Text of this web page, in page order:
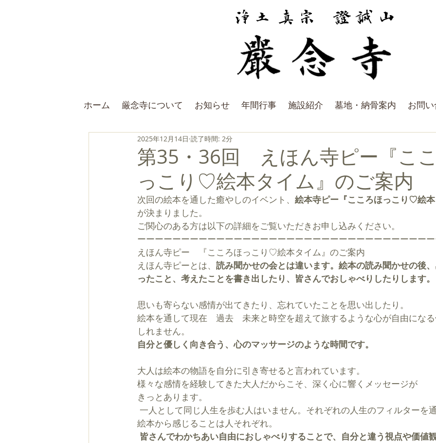
ホーム 厳念寺について お知らせ 年間行事 施設紹介 墓地・納骨案内 お問
第35・36回 えほん寺ピー『こ
っこり♡絵本タイム』のご案内
2025年12月14日 読了時間: 2分
次回の絵本を通した癒やしのイベント、 絵本寺ピー『こころほっこり♡絵
が決まりました。
ご関心のある方は以下の詳細をご覧いただきお申し込みください。
ーーーーーーーーーーーーーーーーーーーーーーーーーーーーーーーーー
えほん寺ピー　『こころほっこり♡絵本タイム』のご案内
えほん寺ピーとは、 読み聞かせの会とは違います。絵本の読み聞かせの後
ったこと、考えたことを書き出したり、皆さんでおしゃべりしたりします。
思いも寄らない感情が出てきたり、忘れていたことを思い出したり。
絵本を通して現在　過去　未来と時空を超えて旅するような心が自由にな
しれません。
自分と優しく向き合う、心のマッサージのような時間です。
大人は絵本の物語を自分に引き寄せると言われています。
様々な感情を経験してきた大人だからこそ、深く心に響くメッセージが
きっとあります。
一人として同じ人生を歩む人はいません。それぞれの人生のフィルターを
絵本から感じることは人それぞれ。
皆さんでわかちあい自由におしゃべりすることで、自分と違う視点や価値